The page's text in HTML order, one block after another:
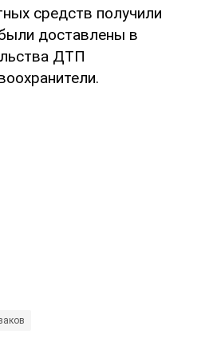
средств получили
доставлены в
ДТП